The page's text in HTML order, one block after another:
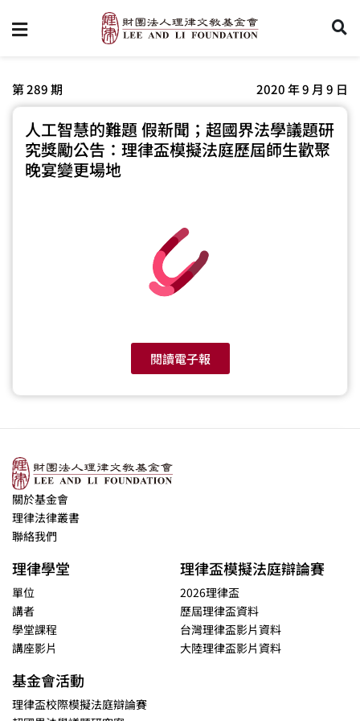
第 289 期 2020 年 9 月 9 日
人工智慧的難題 假新聞；超國界法學議題研
究獎勵公告：理律盃模擬法庭歷屆師生歡聚
晚宴變更場地
閱讀電子報
關於基金會
理律法律叢書
聯絡我們
理律學堂
單位
講者
學堂課程
講座影片
理律盃模擬法庭辯論賽
2026理律盃
歷屆理律盃資料
台灣理律盃影片資料
大陸理律盃影片資料
基金會活動
理律盃校際模擬法庭辯論賽